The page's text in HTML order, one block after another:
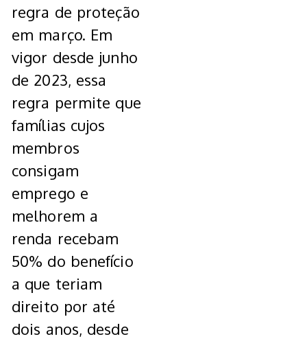
regra de proteção
em março. Em
vigor desde junho
de 2023, essa
regra permite que
famílias cujos
membros
consigam
emprego e
melhorem a
renda recebam
50% do benefício
a que teriam
direito por até
dois anos, desde